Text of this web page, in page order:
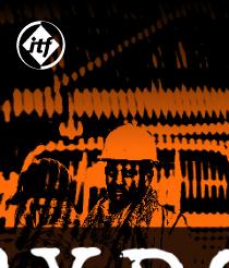
Skip
main
content